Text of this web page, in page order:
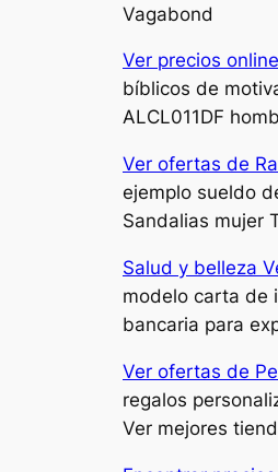
Vagabond
Ver precios
bíblicos de
ALCL011DF
Ver ofertas de
ejemplo sueldo
Sandalias mujer
Salud y belleza
modelo carta de
bancaria para
Ver ofertas de
regalos
Ver mejores